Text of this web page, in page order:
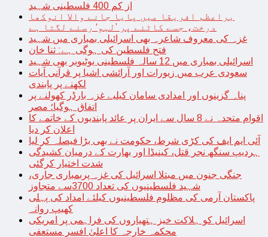
از کم 400 فلسطینی شہید
براعظم افریقا میں پایا جانے والا انوکھا
درخت، جسے کاٹنے پر ’لہو‘ رسنے لگتا ہے
غزہ کی معروف شاعرہ بھی اسرائیلی بمباری میں شہید
فتح فلسطین کی ہوگی ہے: ثنا خان
اسرائیلی بمباری میں 12 سالہ فلسطینی یوٹیوبر بھی شہید
سعودی عرب میں زیورات اور آرائشی اشیا پر قرآنی آیات
لکھنے پر پابندی
پناہ گزینوں اور امدادی سامان کیلیے غزہ بارڈر کھولنے پر
اتفاق ہوگیا؛ مصر
اقوام متحدہ نے 8 سال سے ایران پر عائد پابندیوں کے خاتمے کا
اعلان کر دیا
آئی ایم ایف کی کڑی شرط، حکومت نے بھی بڑا فیصلہ کر لیا
ہردیپ سنگھ نجر قتل، کینیڈا اور بھارت کے درمیان کشیدگی
شدت اختیار کرگئی
جنگی جنون میں مبتلا اسرائیل کی غزہ پربمباری جاری،
شہید فلسطینیوں کی تعداد 3700سے متجاوز
پاکستان آرمی کی مظلوم فلسطینیوں کیلئے امداد کی پہلی
کھیپ روانہ
اسرائیل کو ہلاکت خیز ہتھیاروں کی فراہمی پر امریکی
محکمہ خارجہ کا اعلیٰ افسر مستعفی